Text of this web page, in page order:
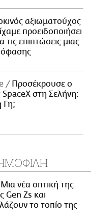
αξιωματούχος
προειδοποιήσει
τις επιπτώσεις μιας
Προσέκρουσε ο
στη Σελήνη:
Γη;
νέα οπτική της
Gen Zs και
το τοπίο της